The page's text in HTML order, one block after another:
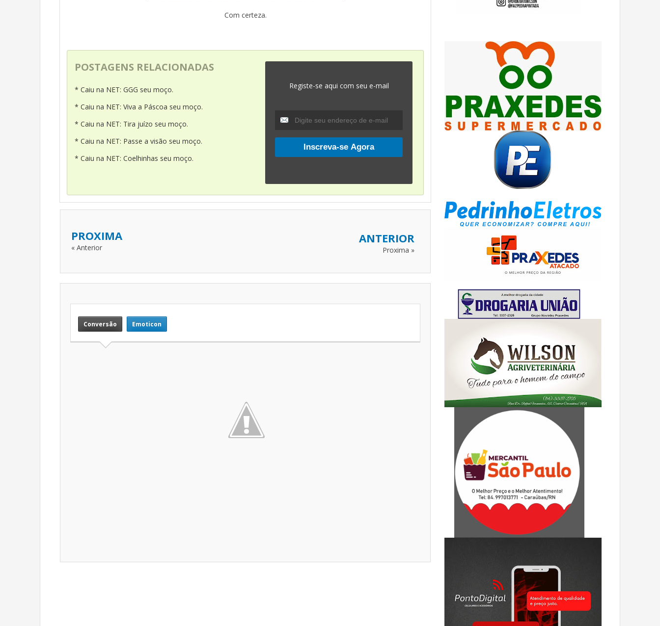
Com certeza.
POSTAGENS RELACIONADAS
* Caiu na NET: GGG seu moço.
* Caiu na NET: Viva a Páscoa seu moço.
* Caiu na NET: Tira juízo seu moço.
* Caiu na NET: Passe a visão seu moço.
* Caiu na NET: Coelhinhas seu moço.
Registe-se aqui com seu e-mail
PROXIMA
« Anterior
ANTERIOR
Proxima »
Conversão Emoticon